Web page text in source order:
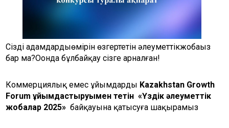
Мемлекеттік сатып алу
Сіздің адамдардыңөмірін өзгертетін әлеуметтікжобаңыз
бар ма?Оонда бұлбайқау сізге арналған!
Коммерциялық емес ұйымдарды Kazakhstan Growth
Forum ұйымдастыруымен өтетін «Үздік әлеуметтік
жобалар 2025» байқауына қатысуға шақырамыз